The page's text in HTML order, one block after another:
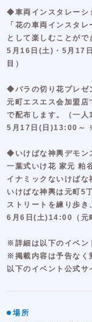
◆車両インスタレーシ
「花の車両インスタ
として楽しむことがで
5月16日(土)・5月17
目）
◆バラの切り花プレゼ
元町エスエス会加盟
で配布します。（一人
5月17日(日)13:00～
◆いけばな神輿デモン
一葉式いけ花 家元 粕
イナミックないけばな
いけばな神輿は元町5
ストリートを練り歩き
6月6日(土)14:00（元
※詳細は以下のイベン
※掲載内容は予告なく
以下のイベント公式
場所